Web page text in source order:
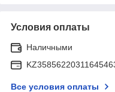
Условия оплаты
Наличными
Все условия оплаты